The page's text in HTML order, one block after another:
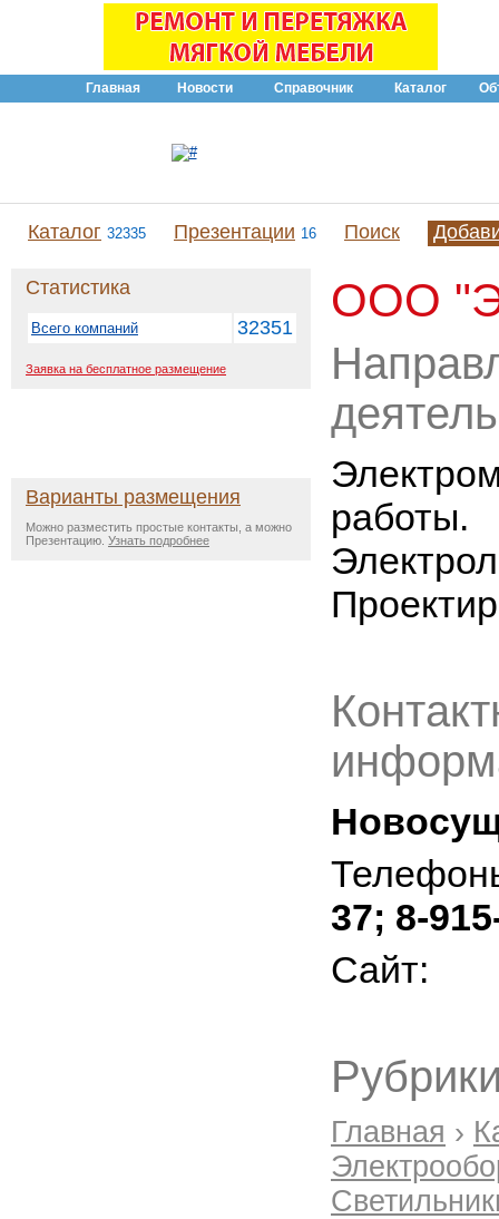
Главная Новости Справочник Каталог
Каталог 32335 Презентации 16 Поиск
Статистика
Всего компаний 32351
Заявка на бесплатное размещение
Варианты размещения
Можно разместить простые контакты, а можно
Презентацию. Узнать подробнее
ООО
работы.
37; 8-
Сайт:
Главная ›